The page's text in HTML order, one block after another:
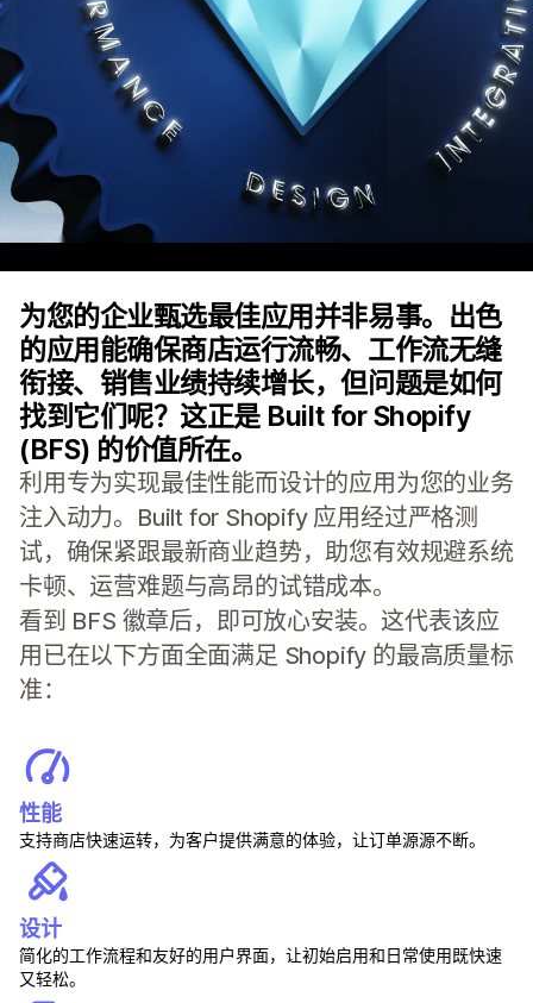
为您的企业甄选最佳应用并非易事。出色
的应用能确保商店运行流畅、工作流无缝
衔接、销售业绩持续增长，但问题是如何
找到它们呢？这正是 Built for Shopify
(BFS) 的价值所在。
利用专为实现最佳性能而设计的应用为您的业务
注入动力。Built for Shopify 应用经过严格测
试，确保紧跟最新商业趋势，助您有效规避系统
卡顿、运营难题与高昂的试错成本。
看到 BFS 徽章后，即可放心安装。这代表该应
用已在以下方面全面满足 Shopify 的最高质量标
准：
性能
支持商店快速运转，为客户提供满意的体验，让订单源源不断。
设计
简化的工作流程和友好的用户界面，让初始启用和日常使用既快速
又轻松。